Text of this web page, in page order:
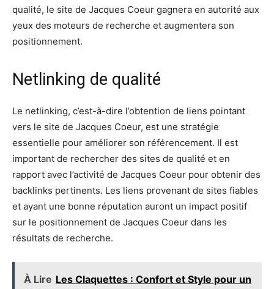
qualité, le site de Jacques Coeur gagnera en autorité aux
yeux des moteurs de recherche et augmentera son
positionnement.
Netlinking de qualité
Le netlinking, c’est-à-dire l’obtention de liens pointant
vers le site de Jacques Coeur, est une stratégie
essentielle pour améliorer son référencement. Il est
important de rechercher des sites de qualité et en
rapport avec l’activité de Jacques Coeur pour obtenir des
backlinks pertinents. Les liens provenant de sites fiables
et ayant une bonne réputation auront un impact positif
sur le positionnement de Jacques Coeur dans les
résultats de recherche.
À Lire Les Claquettes : Confort et Style pour un